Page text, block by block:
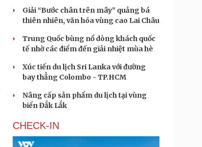
Cửa sổ tình yêu
Kể chuyện cho bé
Hạt giống tâm hồn
Giải “Bước chân trên mây” quảng bá
thiên nhiên, văn hóa vùng cao Lai Châu
Trung Quốc bùng nổ dòng khách quốc
tế nhờ các điểm đến giải nhiệt mùa hè
Xúc tiến du lịch Sri Lanka với đường
bay thẳng Colombo - TP.HCM
Nâng cấp sản phẩm du lịch tại vùng
biển Đắk Lắk
CHECK-IN